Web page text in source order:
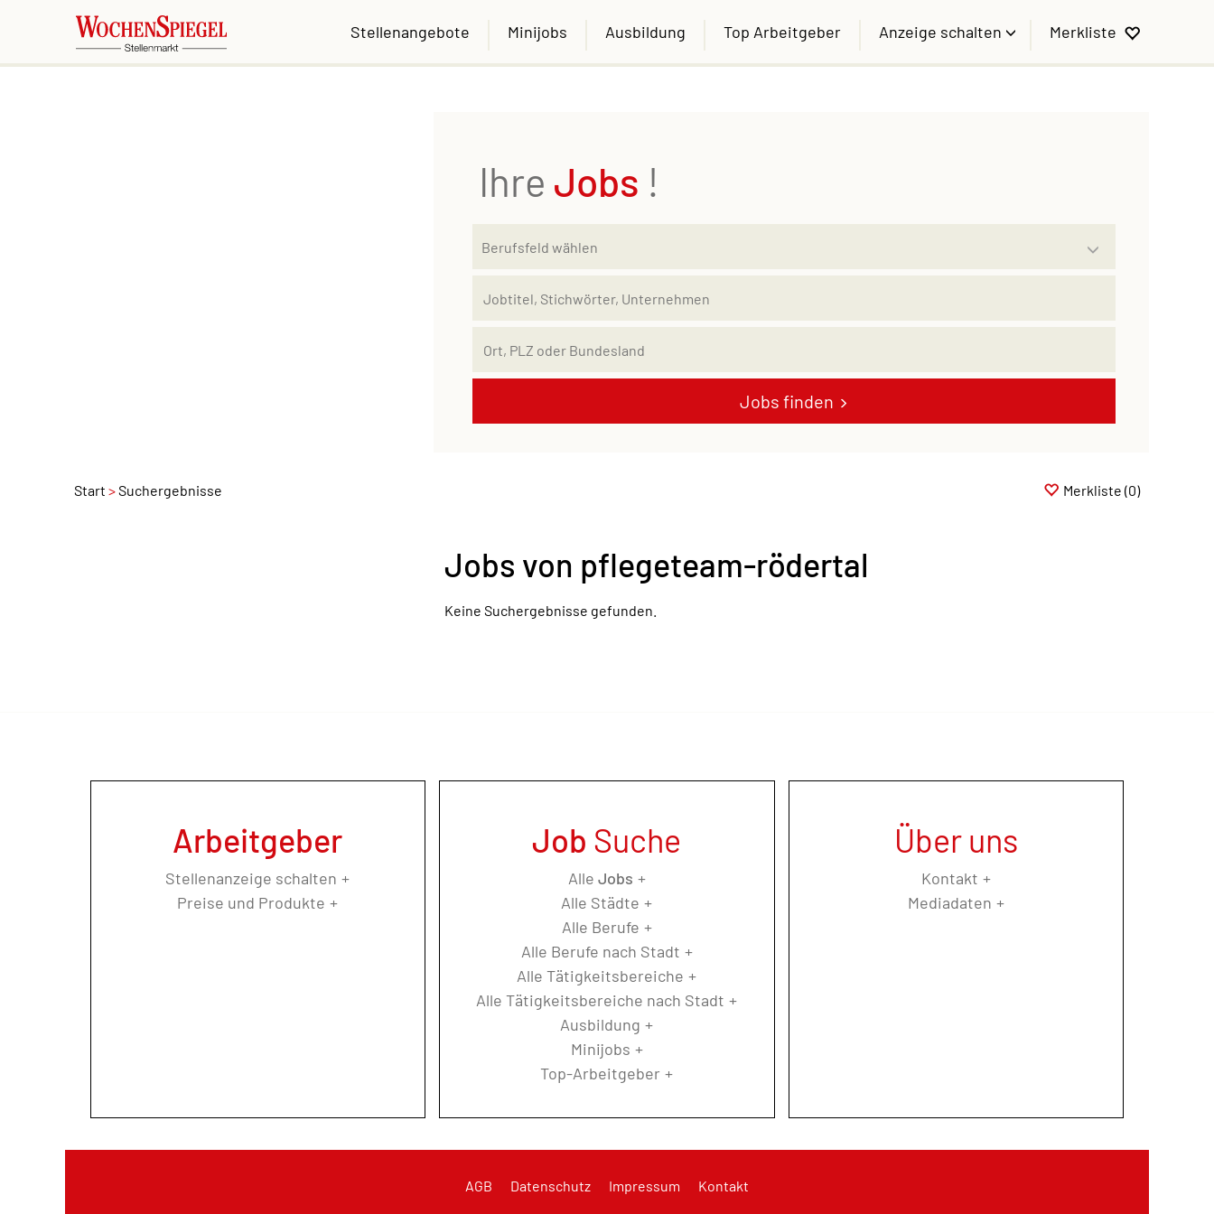
Stellenangebote Minijobs Ausbildung Top Arbeitgeber Anzeige schalten Merkliste
Ihre Jobs !
Jobs finden
Start Suchergebnisse Merkliste (0)
Jobs von pflegeteam-rödertal
Keine Suchergebnisse gefunden.
Arbeitgeber
Stellenanzeige schalten
Preise und Produkte
Job Suche
Alle Jobs
Alle Städte
Alle Berufe
Alle Berufe nach Stadt
Alle Tätigkeitsbereiche
Alle Tätigkeitsbereiche nach Stadt
Ausbildung
Minijobs
Top-Arbeitgeber
Über uns
Kontakt
Mediadaten
AGB Datenschutz Impressum Kontakt